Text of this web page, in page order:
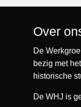
Over
De
bezig met
historische
De WHJ is